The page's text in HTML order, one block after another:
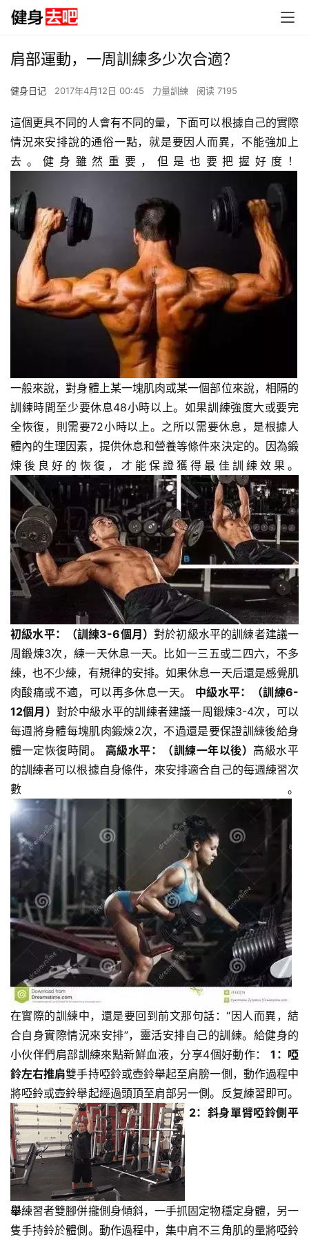
減
脂
計
劃
有
氧
運
動
訓
肩部運動，一周訓練多少次合適？
健身日记 2017年4月12日 00:45 力量訓練 阅读 7195
這個更具不同的人會有不同的量，下面可以根據自己的實際
情況來安排說的通俗一點，就是要因人而異，不能強加上
去。健身雖然重要，但是也要把握好度！
一般來說，對身體上某一塊肌肉或某一個部位來說，相隔的
訓練時間至少要休息48小時以上。如果訓練強度大或要完
全恢復，則需要72小時以上。之所以需要休息，是根據人
體內的生理因素，提供休息和營養等條件來決定的。因為鍛
煉後良好的恢復，才能保證獲得最佳訓練效果。
初級水平：（訓練3-6個月） 對於初級水平的訓練者建議一
周鍛煉3次，練一天休息一天。比如一三五或二四六，不多
練，也不少練，有規律的安排。如果休息一天后還是感覺肌
肉酸痛或不適，可以再多休息一天。 中級水平：（訓練6-
12個月） 對於中級水平的訓練者建議一周鍛煉3-4次，可以
每週將身體每塊肌肉鍛煉2次，不過還是要保證訓練後給身
體一定恢復時間。 高級水平：（訓練一年以後） 高級水平
的訓練者可以根據自身條件，來安排適合自己的每週練習次
數。
在實際的訓練中，還是要回到前文那句話：“因人而異，結
合自身實際情況來安排”，靈活安排自己的訓練。給健身的
小伙伴們肩部訓練來點新鮮血液，分享4個好動作：1：啞
鈴左右推肩雙手持啞鈴或壺鈴舉起至肩膀一側，動作過程中
將啞鈴或壺鈴舉起經過頭頂至肩部另一側。反复練習即可。
2：斜身單臂啞鈴側平
舉練習者雙腳併攏側身傾斜，一手抓固定物穩定身體，另一
隻手持鈴於體側。動作過程中，集中肩不三角肌的量將啞鈴